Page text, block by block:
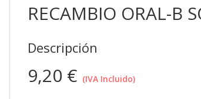
RECAMBIO ORAL-B
Descripción
9,20 € (IVA Incluido)